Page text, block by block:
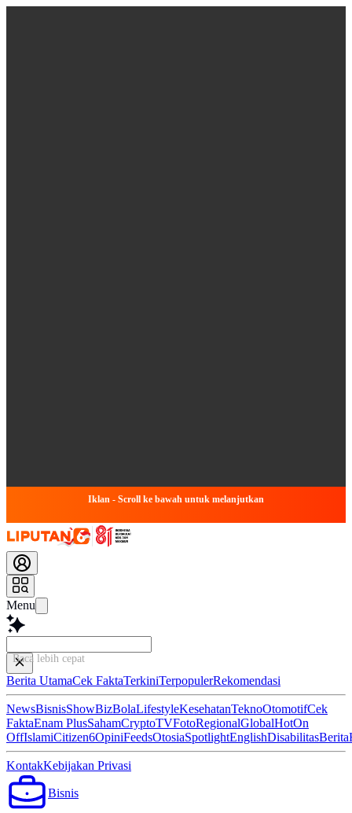
Iklan - Scroll ke bawah untuk melanjutkan
Menu
Simpulkan A
Berita UtamaCek FaktaTerkiniTerpopulerRekomendasi
NewsBisnisShowBizBolaLifestyleKesehatanTeknoOtomotifCek
FaktaEnam PlusSahamCryptoTVFotoRegionalGlobalHotOn
OffIslamiCitizen6OpiniFeedsOtosiaSpotlightEnglishDisabilitasBerita
KontakKebijakan Privasi
Bisnis